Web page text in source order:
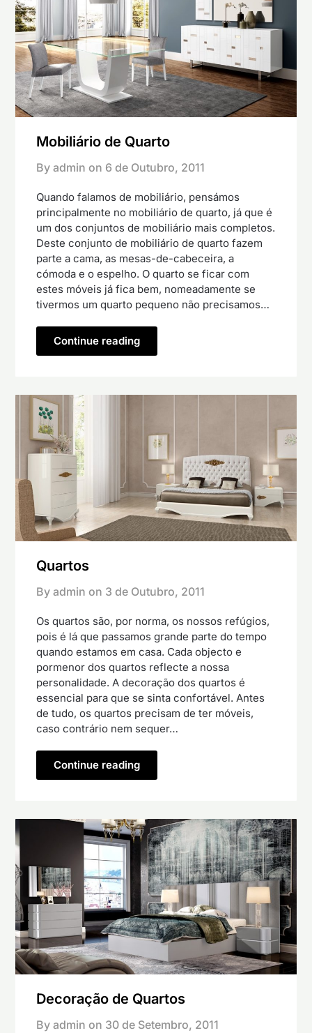
Mobiliário de Quarto
By admin on 6 de Outubro, 2011
Quando falamos de mobiliário, pensámos
principalmente no mobiliário de quarto, já que é
um dos conjuntos de mobiliário mais completos.
Deste conjunto de mobiliário de quarto fazem
parte a cama, as mesas-de-cabeceira, a
cómoda e o espelho. O quarto se ficar com
estes móveis já fica bem, nomeadamente se
tivermos um quarto pequeno não precisamos…
Continue reading
Quartos
By admin on 3 de Outubro, 2011
Os quartos são, por norma, os nossos refúgios,
pois é lá que passamos grande parte do tempo
quando estamos em casa. Cada objecto e
pormenor dos quartos reflecte a nossa
personalidade. A decoração dos quartos é
essencial para que se sinta confortável. Antes
de tudo, os quartos precisam de ter móveis,
caso contrário nem sequer…
Continue reading
Decoração de Quartos
By admin on 30 de Setembro, 2011